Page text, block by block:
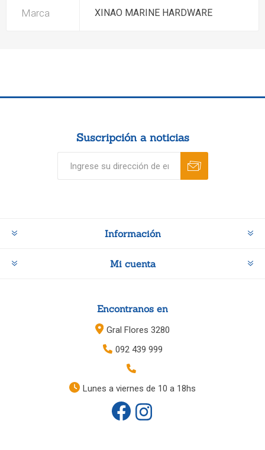
Marca XINAO MARINE HARDWARE
Suscripción a noticias
Información
Mi cuenta
Encontranos en
Gral Flores 3280
092 439 999
Lunes a viernes de 10 a 18hs